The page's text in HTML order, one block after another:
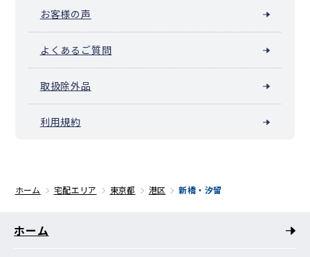
お客様の声
よくあるご質問
取扱除外品
利用規約
ホーム 宅配エリア 東京都 港区 新橋・汐留
ホーム